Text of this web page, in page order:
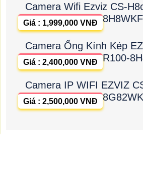
Camera Wifi Ezviz CS-
Giá : 1,999,000 VNĐ
Camera Ống Kính Kép
R100-
Giá : 2,400,000 VNĐ
Camera IP WIFI EZVIZ
Giá : 2,500,000 VNĐ